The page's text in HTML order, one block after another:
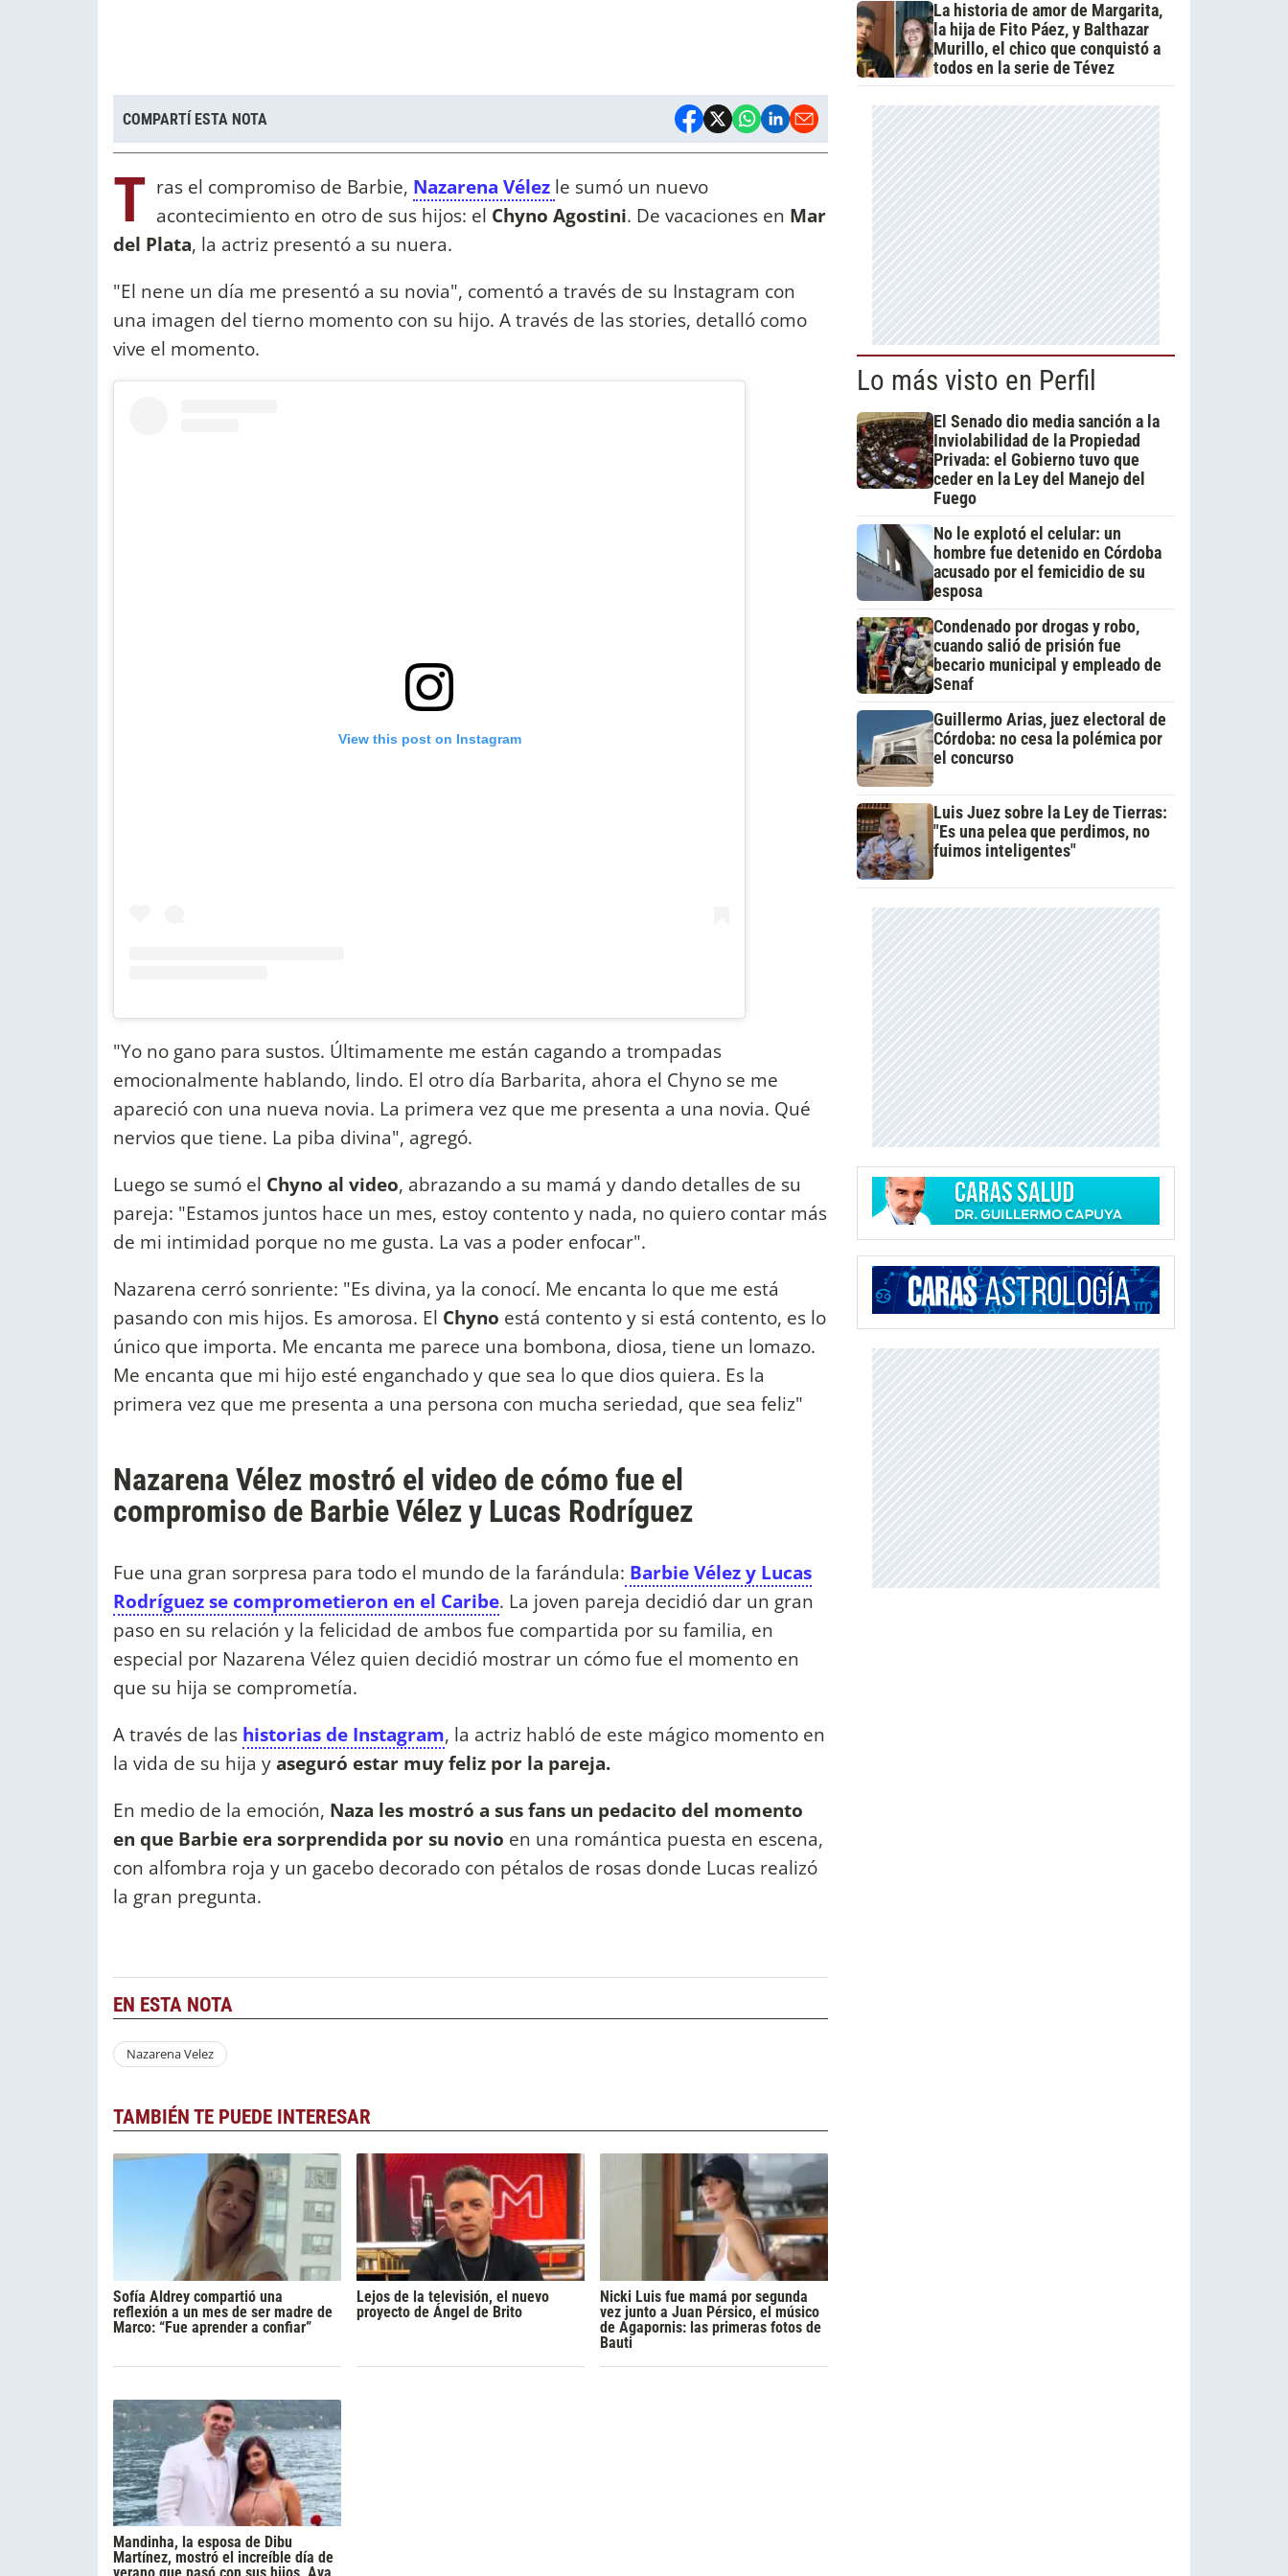
COMPARTÍ ESTA NOTA
T ras el compromiso de Barbie, Nazarena Vélez le sumó un nuevo
acontecimiento en otro de sus hijos: el Chyno Agostini. De vacaciones en Mar
del Plata, la actriz presentó a su nuera.
"El nene un día me presentó a su novia", comentó a través de su Instagram con
una imagen del tierno momento con su hijo. A través de las stories, detalló como
vive el momento.
View this post on Instagram
"Yo no gano para sustos. Últimamente me están cagando a trompadas
emocionalmente hablando, lindo. El otro día Barbarita, ahora el Chyno se me
apareció con una nueva novia. La primera vez que me presenta a una novia. Qué
nervios que tiene. La piba divina", agregó.
Luego se sumó el Chyno al video, abrazando a su mamá y dando detalles de su
pareja: "Estamos juntos hace un mes, estoy contento y nada, no quiero contar más
de mi intimidad porque no me gusta. La vas a poder enfocar".
Nazarena cerró sonriente: "Es divina, ya la conocí. Me encanta lo que me está
pasando con mis hijos. Es amorosa. El Chyno está contento y si está contento, es lo
único que importa. Me encanta me parece una bombona, diosa, tiene un lomazo.
Me encanta que mi hijo esté enganchado y que sea lo que dios quiera. Es la
primera vez que me presenta a una persona con mucha seriedad, que sea feliz"
Nazarena Vélez mostró el video de cómo fue el
compromiso de Barbie Vélez y Lucas Rodríguez
Fue una gran sorpresa para todo el mundo de la farándula: Barbie Vélez y Lucas
Rodríguez se comprometieron en el Caribe. La joven pareja decidió dar un gran
paso en su relación y la felicidad de ambos fue compartida por su familia, en
especial por Nazarena Vélez quien decidió mostrar un cómo fue el momento en
que su hija se comprometía.
A través de las historias de Instagram, la actriz habló de este mágico momento en
la vida de su hija yaseguró estar muy feliz por la pareja.
En medio de la emoción, Naza les mostró a sus fans un pedacito del momento
en que Barbie era sorprendida por su novio en una romántica puesta en escena,
con alfombra roja y un gacebo decorado con pétalos de rosas donde Lucas realizó
la gran pregunta.
EN ESTA NOTA
Nazarena Velez
TAMBIÉN TE PUEDE INTERESAR
Sofía Aldrey compartió una
reflexión a un mes de ser madre de
Marco: “Fue aprender a confiar”
Lejos de la televisión, el nuevo
proyecto de Ángel de Brito
Nicki Luis fue mamá por segunda
vez junto a Juan Pérsico, el músico
de Agapornis: las primeras fotos de
Bauti
Mandinha, la esposa de Dibu
Martínez, mostró el increíble día de
La historia de amor de Margarita,
la hija de Fito Páez, y Balthazar
Murillo, el chico que conquistó a
todos en la serie de Tévez
Lo más visto en Perfil
El Senado dio media sanción a la
Inviolabilidad de la Propiedad
Privada: el Gobierno tuvo que
ceder en la Ley del Manejo del
Fuego
No le explotó el celular: un
hombre fue detenido en Córdoba
acusado por el femicidio de su
esposa
Condenado por drogas y robo,
cuando salió de prisión fue
becario municipal y empleado de
Senaf
Guillermo Arias, juez electoral de
Córdoba: no cesa la polémica por
el concurso
Luis Juez sobre la Ley de Tierras:
"Es una pelea que perdimos, no
fuimos inteligentes"